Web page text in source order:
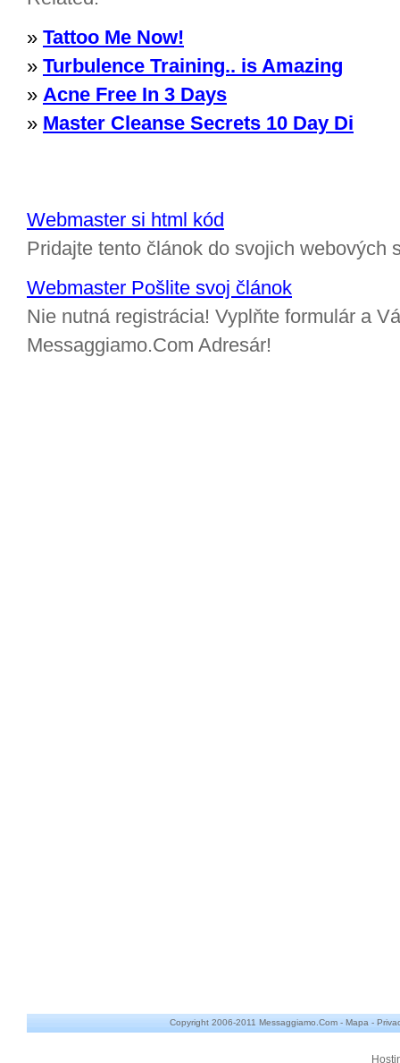
» Tattoo Me Now!
» Turbulence Training.. is Amazing
» Acne Free In 3 Days
» Master Cleanse Secrets 10 Day Di
Webmaster si html kód
Pridajte tento článok do svojich webových
Webmaster Pošlite svoj článok
Nie nutná registrácia! Vyplňte formulár a
Messaggiamo.Com Adresár!
Copyright 2006-2011 Messaggiamo.Com - Mapa -